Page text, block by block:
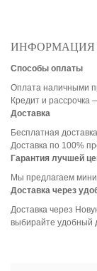
ИНФОРМАЦИЯ
Способы оплаты
Оплата наличными
Кредит и рассрочка
Доставка
Бесплатная
Доставка по 100%
Гарантия лучшей
Мы предлагаем
Доставка через
Доставка через
выбирайте удобный